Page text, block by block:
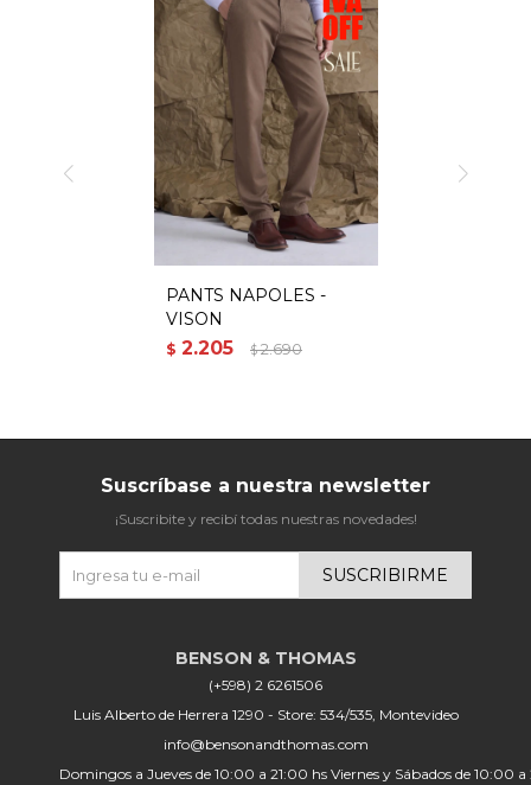
PANTS NAPOLES -
VISON
$ 2.205 $ 2.690
(+598) 2 6261506
Luis Alberto de Herrera 1290 - Store: 534/535, Montevideo
info@bensonandthomas.com
Domingos a Jueves de 10:00 a 21:00 hs Viernes y Sábados de 10:00
Suscríbase a nuestra newsletter
¡Suscribite y recibí todas nuestras novedades!
SUSCRIBIRME